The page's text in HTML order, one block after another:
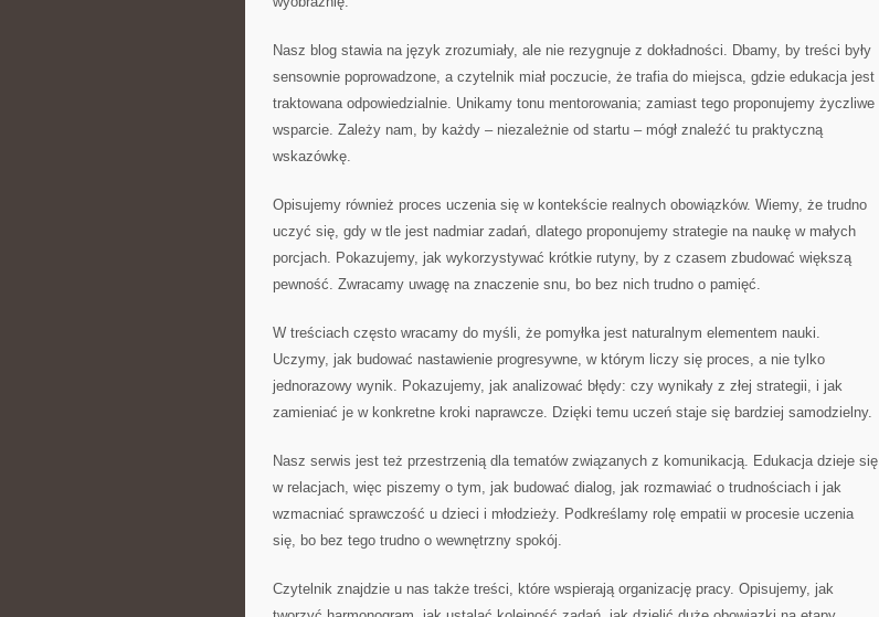
Nasz blog stawia na język zrozumiały, ale nie rezygnuje z dokładności. Dbamy, by treści były
sensownie poprowadzone, a czytelnik miał poczucie, że trafia do miejsca, gdzie edukacja jest
traktowana odpowiedzialnie. Unikamy tonu mentorowania; zamiast tego proponujemy życzliwe
wsparcie. Zależy nam, by każdy – niezależnie od startu – mógł znaleźć tu praktyczną
wskazówkę.
Opisujemy również proces uczenia się w kontekście realnych obowiązków. Wiemy, że trudno
uczyć się, gdy w tle jest nadmiar zadań, dlatego proponujemy strategie na naukę w małych
porcjach. Pokazujemy, jak wykorzystywać krótkie rutyny, by z czasem zbudować większą
pewność. Zwracamy uwagę na znaczenie snu, bo bez nich trudno o pamięć.
W treściach często wracamy do myśli, że pomyłka jest naturalnym elementem nauki.
Uczymy, jak budować nastawienie progresywne, w którym liczy się proces, a nie tylko
jednorazowy wynik. Pokazujemy, jak analizować błędy: czy wynikały z złej strategii, i jak
zamieniać je w konkretne kroki naprawcze. Dzięki temu uczeń staje się bardziej samodzielny.
Nasz serwis jest też przestrzenią dla tematów związanych z komunikacją. Edukacja dzieje się
w relacjach, więc piszemy o tym, jak budować dialog, jak rozmawiać o trudnościach i jak
wzmacniać sprawczość u dzieci i młodzieży. Podkreślamy rolę empatii w procesie uczenia
się, bo bez tego trudno o wewnętrzny spokój.
Czytelnik znajdzie u nas także treści, które wspierają organizację pracy. Opisujemy, jak